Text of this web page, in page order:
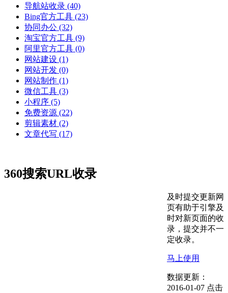
导航站收录 (40)
Bing官方工具 (23)
协同办公 (32)
淘宝官方工具 (9)
阿里官方工具 (0)
网站建设 (1)
网站开发 (0)
网站制作 (1)
微信工具 (3)
小程序 (5)
免费资源 (22)
剪辑素材 (2)
文章代写 (17)
360搜索URL收录
及时提交更新网
页有助于引擎及
时对新页面的收
录，提交并不一
定收录。
马上使用
数据更新：
2016-01-07 点击